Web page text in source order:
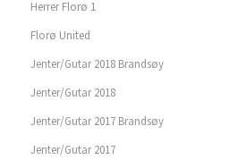
Herrer Florø 1
Florø United
Jenter/Gutar 2018 Brandsøy
Jenter/Gutar 2018
Jenter/Gutar 2017 Brandsøy
Jenter/Gutar 2017